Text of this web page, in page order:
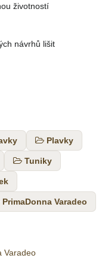
životností
návrhů lišit
Plavky
Tuniky
PrimaDonna Varadeo
Varadeo